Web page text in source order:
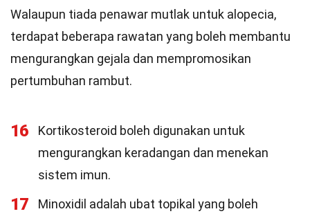
Walaupun tiada penawar mutlak untuk alopecia,
terdapat beberapa rawatan yang boleh membantu
mengurangkan gejala dan mempromosikan
pertumbuhan rambut.
16
Kortikosteroid boleh digunakan untuk
mengurangkan keradangan dan menekan
sistem imun.
17
Minoxidil adalah ubat topikal yang boleh